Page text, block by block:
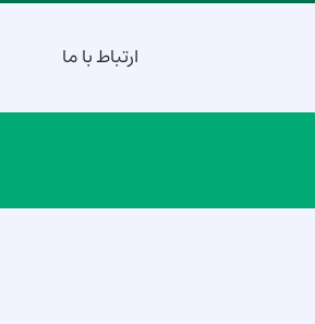
ارتباط با ما